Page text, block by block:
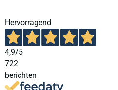
Hervorragend
4,9/5
722
berichten